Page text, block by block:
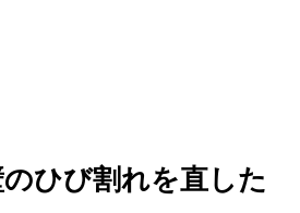
ひび割れを直した